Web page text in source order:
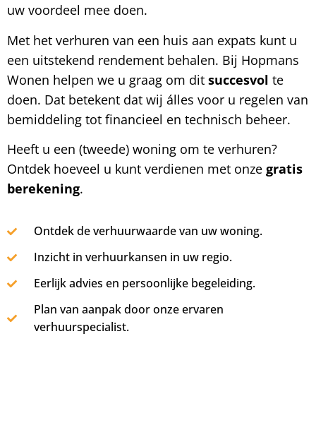
uw voordeel mee doen.
Met het verhuren van een huis aan expats kunt u
een uitstekend rendement behalen. Bij Hopmans
Wonen helpen we u graag om dit succesvol te
doen. Dat betekent dat wij álles voor u regelen van
bemiddeling tot financieel en technisch beheer.
Heeft u een (tweede) woning om te verhuren?
Ontdek hoeveel u kunt verdienen met onze gratis
berekening.
Ontdek de verhuurwaarde van uw woning.
Inzicht in verhuurkansen in uw regio.
Eerlijk advies en persoonlijke begeleiding.
Plan van aanpak door onze ervaren
verhuurspecialist.